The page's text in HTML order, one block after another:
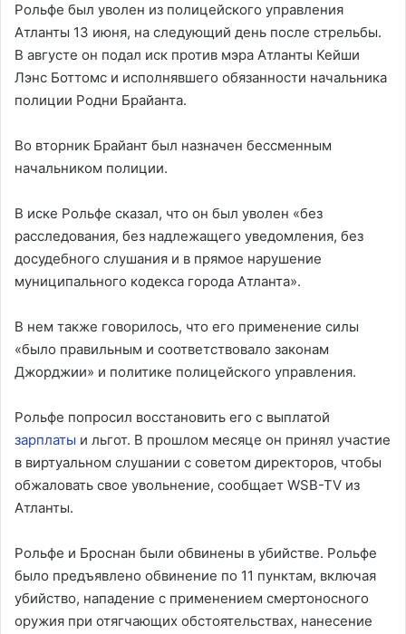
Рольфе был уволен из полицейского управления
Атланты 13 июня, на следующий день после стрельбы.
В августе он подал иск против мэра Атланты Кейши
Лэнс Боттомс и исполнявшего обязанности начальника
полиции Родни Брайанта.
Во вторник Брайант был назначен бессменным
начальником полиции.
В иске Рольфе сказал, что он был уволен «без
расследования, без надлежащего уведомления, без
досудебного слушания и в прямое нарушение
муниципального кодекса города Атланта».
В нем также говорилось, что его применение силы
«было правильным и соответствовало законам
Джорджии» и политике полицейского управления.
Рольфе попросил восстановить его с выплатой
зарплаты и льгот. В прошлом месяце он принял участие
в виртуальном слушании с советом директоров, чтобы
обжаловать свое увольнение, сообщает WSB-TV из
Атланты.
Рольфе и Броснан были обвинены в убийстве. Рольфе
было предъявлено обвинение по 11 пунктам, включая
убийство, нападение с применением смертоносного
оружия при отягчающих обстоятельствах, нанесение